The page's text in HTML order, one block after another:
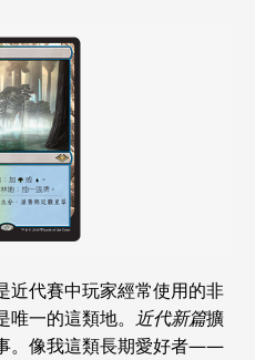
近代賽中玩家經常使用的非
一的這類地。 近代新篇擴
。像我這類長期愛好者——